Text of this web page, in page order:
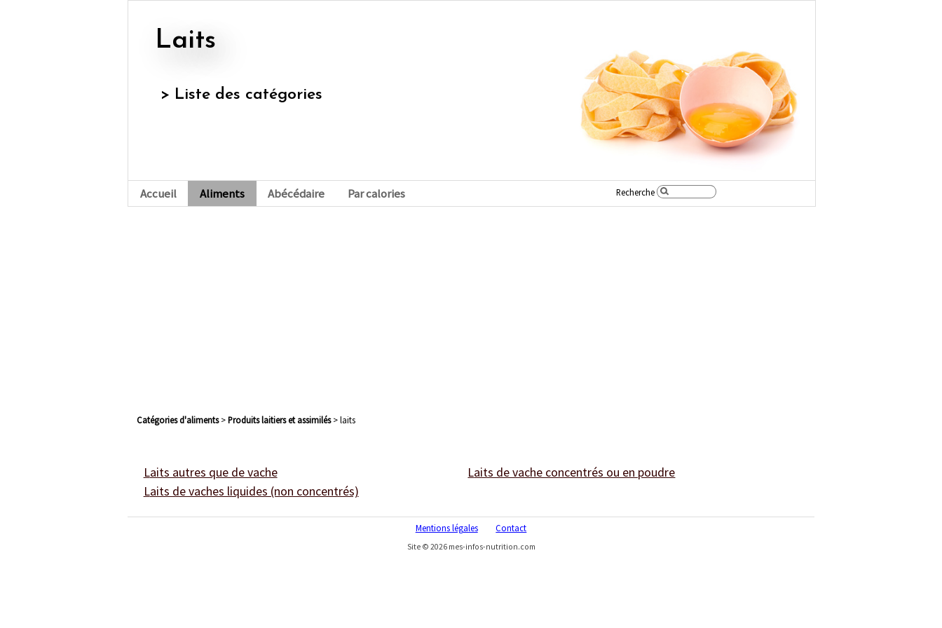
laits
> Liste des catégories
Accueil Aliments Abécédaire Par calories Recherche
Catégories d'aliments> produits laitiers et assimilés> laits
laits autres que de vache
laits de vache concentrés ou en poudre
laits de vaches liquides (non concentrés)
Mentions légales Contact
Site © 2026 mes-infos-nutrition.com